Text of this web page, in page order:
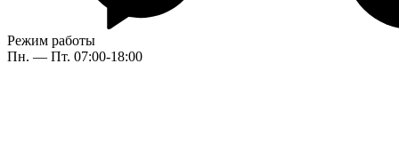
Режим работы
Пн. — Пт. 07:00-18:00